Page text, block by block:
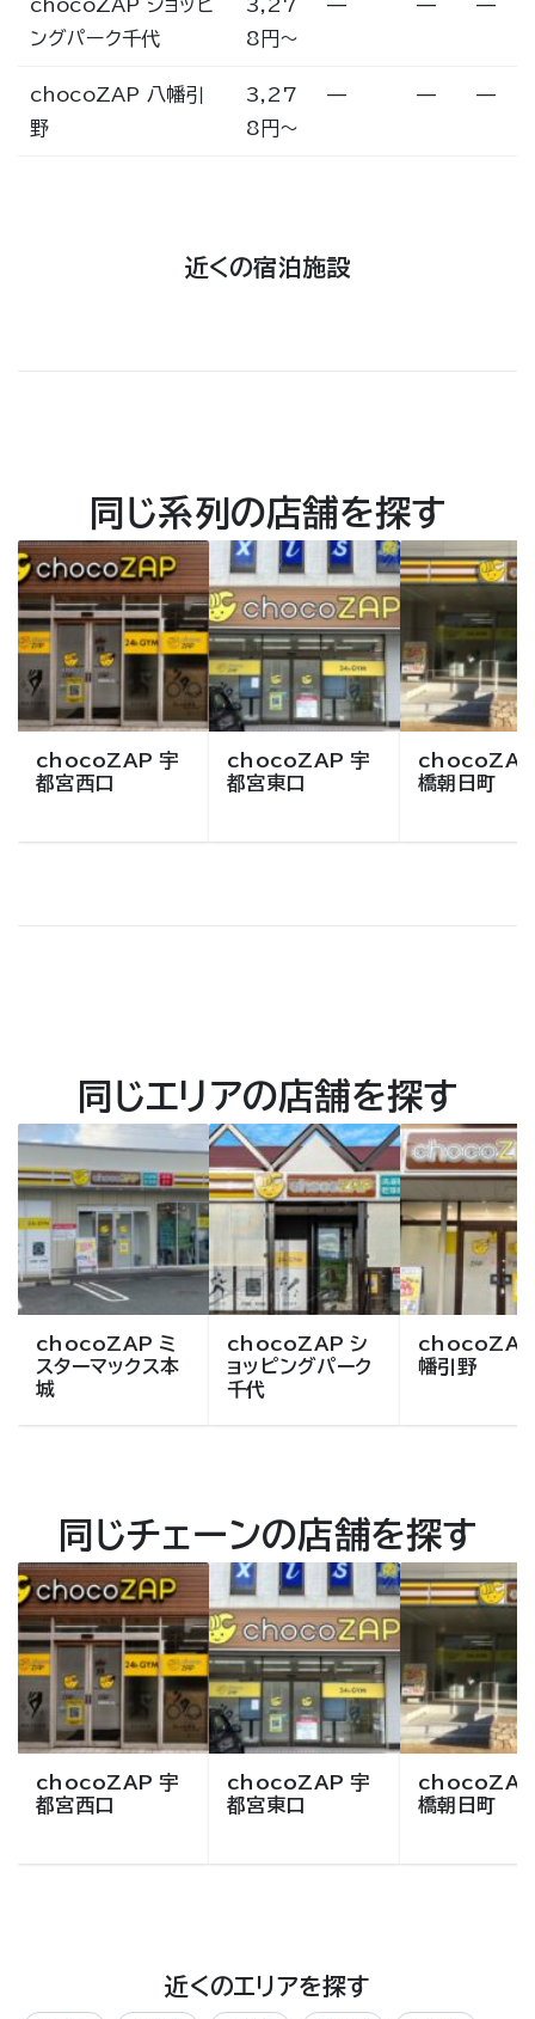
chocoZAP ショッピ
ングパーク千代
3,27
8円〜
— — —
chocoZAP 八幡引
野
3,27
8円〜
— — —
近くの宿泊施設
同じ系列の店舗を探す
chocoZAP 宇
都宮西口
chocoZAP 宇
都宮東口
chocoZAP
橋朝日町
同じエリアの店舗を探す
chocoZAP ミ
スターマックス本
城
chocoZAP シ
ョッピングパーク
千代
chocoZAP
幡引野
同じチェーンの店舗を探す
chocoZAP 宇
都宮西口
chocoZAP 宇
都宮東口
chocoZAP
橋朝日町
近くのエリアを探す